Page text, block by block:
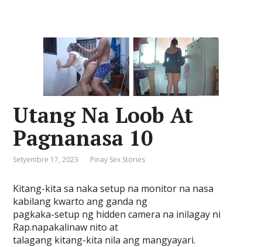
Utang Na Loob At
Pagnanasa 10
Setyembre 17, 2023 Pinay Sex Stories
Kitang-kita sa naka setup na monitor na nasa
kabilang kwarto ang ganda ng
pagkaka-setup ng hidden camera na inilagay ni
Rap.napakalinaw nito at
talagang kitang-kita nila ang mangyayari.